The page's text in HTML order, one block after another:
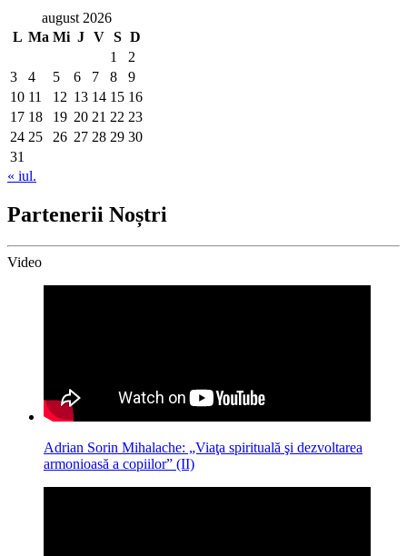
august 2026
L Ma Mi J V S D
1
2
3
4 5 6 7 8
9
10 11 12 13 14 15 16
17 18 19 20 21 22 23
24 25 26 27 28 29 30
31
« iul.
Partenerii Noștri
Video
Adrian Sorin Mihalache: „Viaţa spirituală şi dezvoltarea
armonioasă a copiilor” (II)